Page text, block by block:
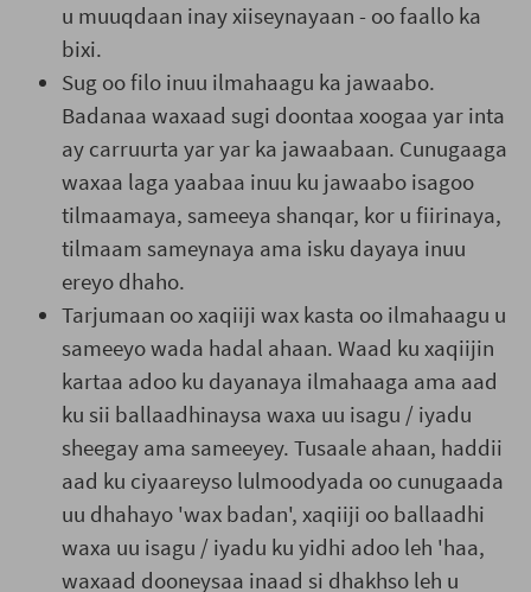
u muuqdaan inay xiiseynayaan - oo faallo ka
bixi.
Sug oo filo inuu ilmahaagu ka jawaabo.
Badanaa waxaad sugi doontaa xoogaa yar inta
ay carruurta yar yar ka jawaabaan. Cunugaaga
waxaa laga yaabaa inuu ku jawaabo isagoo
tilmaamaya, sameeya shanqar, kor u fiirinaya,
tilmaam sameynaya ama isku dayaya inuu
ereyo dhaho.
Tarjumaan oo xaqiiji wax kasta oo ilmahaagu u
sameeyo wada hadal ahaan. Waad ku xaqiijin
kartaa adoo ku dayanaya ilmahaaga ama aad
ku sii ballaadhinaysa waxa uu isagu / iyadu
sheegay ama sameeyey. Tusaale ahaan, haddii
aad ku ciyaareyso lulmoodyada oo cunugaada
uu dhahayo 'wax badan', xaqiiji oo ballaadhi
waxa uu isagu / iyadu ku yidhi adoo leh 'haa,
waxaad dooneysaa inaad si dhakhso leh u